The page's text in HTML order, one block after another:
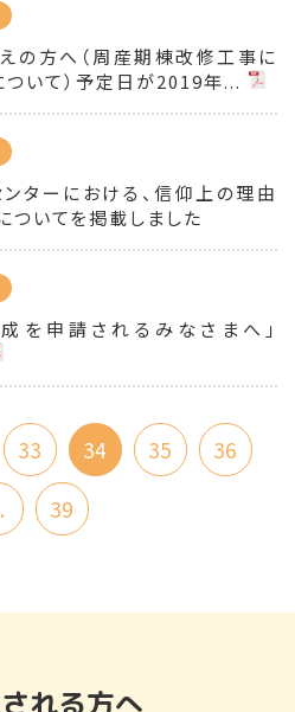
の方へ（周産期棟改修工事に
ついて）予定日が2019年...
ターにおける、信仰上の理由
ついてを掲載しました
を申請されるみなさまへ」
33 34 35
36
39
れる方へ